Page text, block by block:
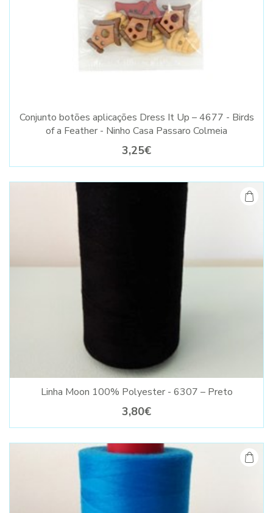
Conjunto botões aplicações Dress It Up – 4677 - Birds
of a Feather - Ninho Casa Passaro Colmeia
3,25€
Linha Moon 100% Polyester - 6307 – Preto
3,80€